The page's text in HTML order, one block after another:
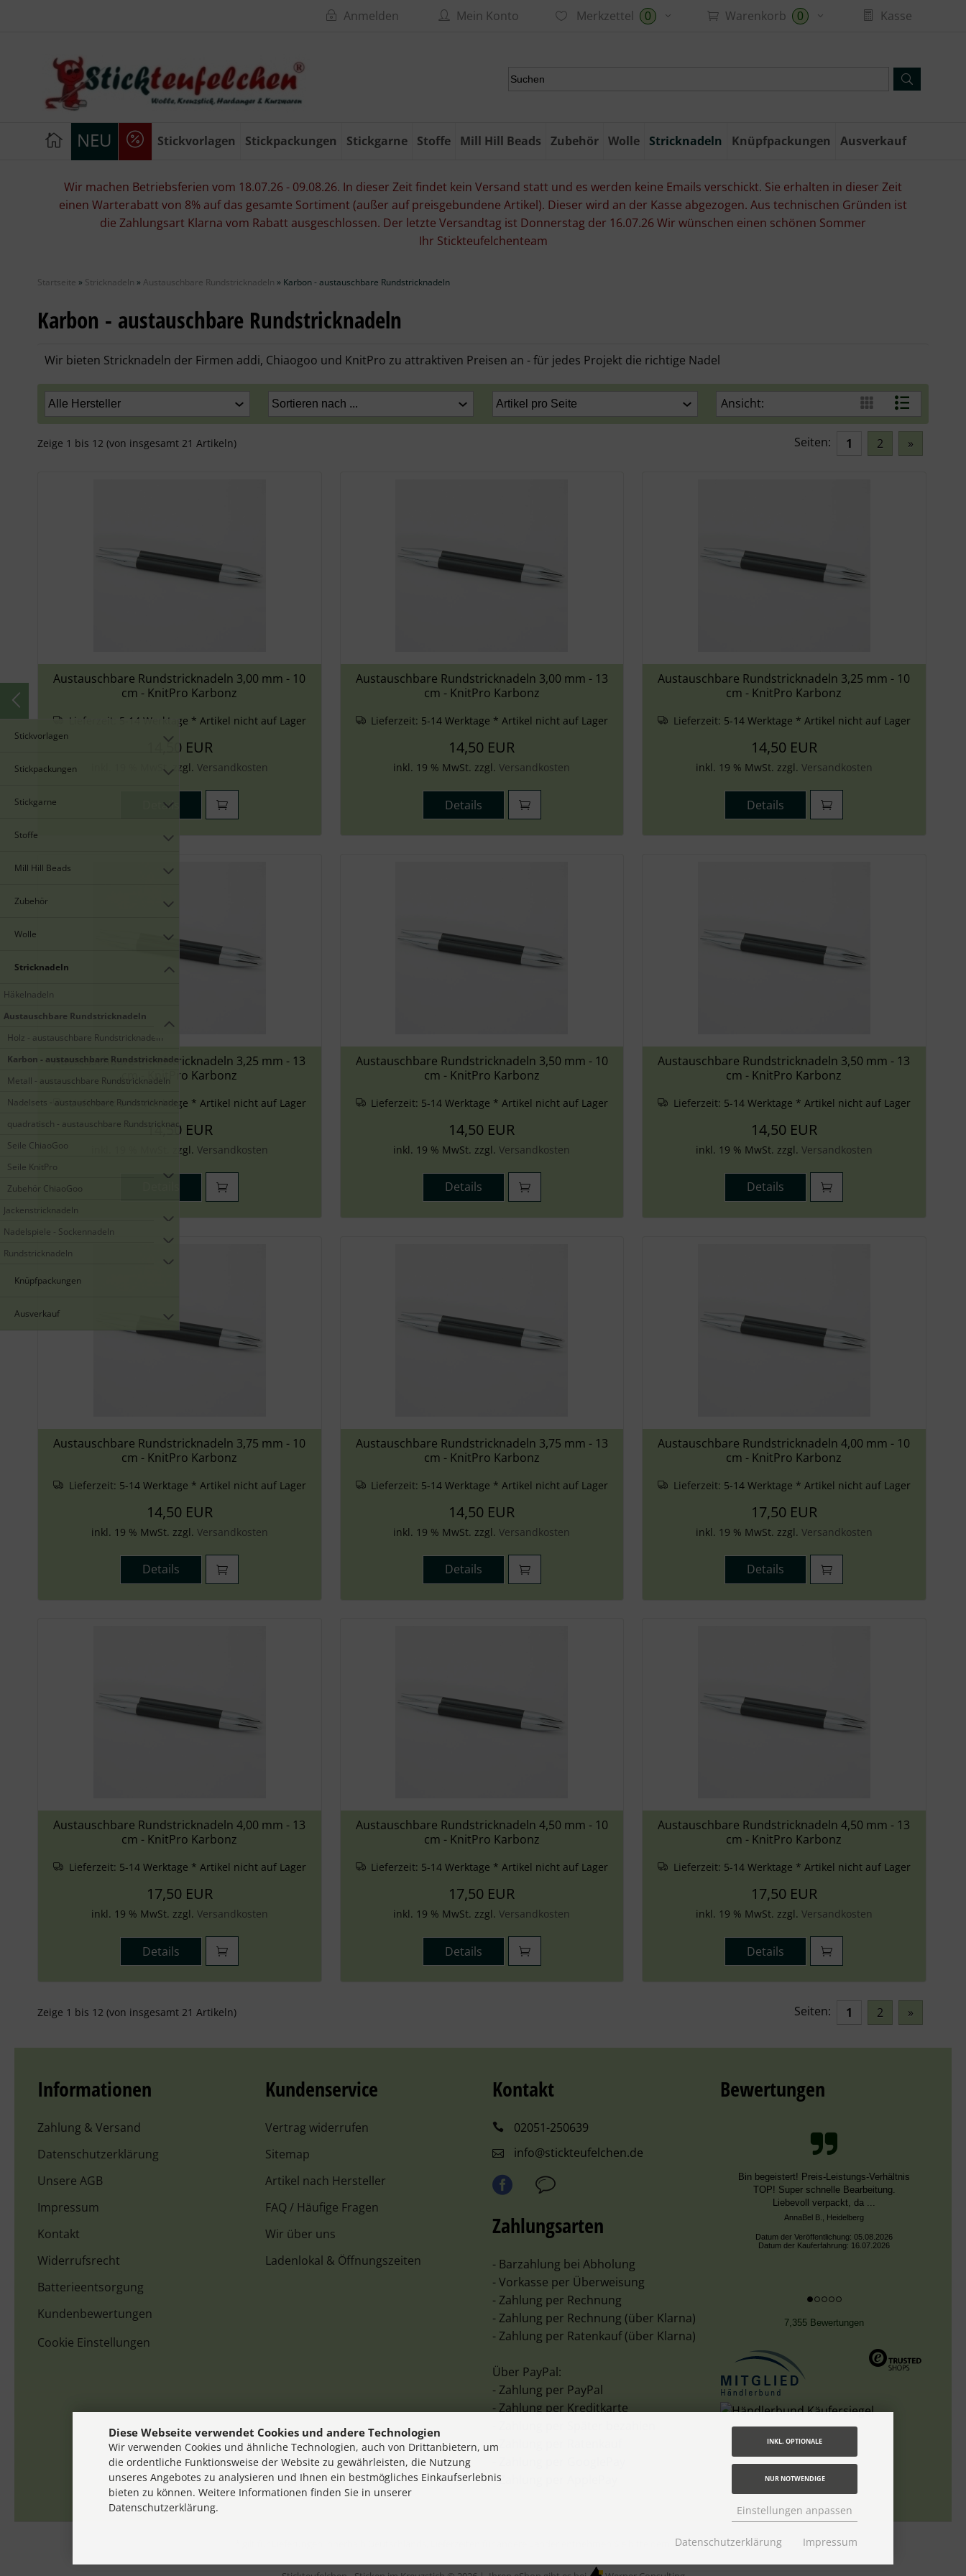
Anmelden Mein Konto Merkzettel 0 Warenkorb 0 Kasse
NEU Stickvorlagen Stickpackungen Stickgarne Stoffe Mill Hill Beads Zubehör Wolle Stricknadeln Knüpfpackungen Ausverkauf
Stickvorlagen
Stickpackungen
Stickgarne
Stoffe
Mill Hill Beads
Zubehör
Wolle
Stricknadeln
Häkelnadeln
Austauschbare Rundstricknadeln
Holz - austauschbare Rundstricknadeln
Karbon - austauschbare Rundstricknadeln
Metall - austauschbare Rundstricknadeln
Nadelsets - austauschbare Rundstricknadeln
quadratisch - austauschbare Rundstricknadeln
Seile ChiaoGoo
Seile KnitPro
Zubehör ChiaoGoo
Jackenstricknadeln
Nadelspiele - Sockennadeln
Rundstricknadeln
Knüpfpackungen
Ausverkauf
Wir machen Betriebsferien vom 18.07.26 - 09.08.26. In dieser Zeit findet kein Versand statt und es werden keine Emails verschickt. Sie erhalten in dieser Zeit
einen Warterabatt von 8% auf das gesamte Sortiment (außer auf preisgebundene Artikel). Dieser wird an der Kasse abgezogen. Aus technischen Gründen ist
die Zahlungsart Klarna vom Rabatt ausgeschlossen. Der letzte Versandtag ist Donnerstag der 16.07.26 Wir wünschen einen schönen Sommer
Ihr Stickteufelchenteam
Startseite » Stricknadeln »Austauschbare Rundstricknadeln » Karbon - austauschbare Rundstricknadeln
Karbon - austauschbare Rundstricknadeln
Wir bieten Stricknadeln der Firmen addi, Chiaogoo und KnitPro zu attraktiven Preisen an - für jedes Projekt die richtige Nadel
Ansicht:
Zeige 1 bis 12 (von insgesamt 21 Artikeln) Seiten: 1 2 »
Austauschbare Rundstricknadeln 3,00 mm - 10
cm - KnitPro Karbonz
Lieferzeit: 5-14 Werktage * Artikel nicht auf Lager
14,50 EUR
inkl. 19 % MwSt. zzgl. Versandkosten
Details
Austauschbare Rundstricknadeln 3,00 mm - 13
cm - KnitPro Karbonz
Lieferzeit: 5-14 Werktage * Artikel nicht auf Lager
14,50 EUR
inkl. 19 % MwSt. zzgl.Versandkosten
Details
Austauschbare Rundstricknadeln 3,25 mm - 10
cm - KnitPro Karbonz
Lieferzeit: 5-14 Werktage * Artikel nicht auf Lager
14,50 EUR
inkl. 19 % MwSt. zzgl. Versandkosten
Details
Austauschbare Rundstricknadeln 3,25 mm - 13
cm - KnitPro Karbonz
Lieferzeit:5-14 Werktage * Artikel nicht auf Lager
14,50 EUR
inkl. 19 % MwSt. zzgl. Versandkosten
Austauschbare Rundstricknadeln 3,50 mm - 10
cm - KnitPro Karbonz
Lieferzeit: 5-14 Werktage * Artikel nicht auf Lager
14,50 EUR
inkl. 19 % MwSt. zzgl.Versandkosten
Details
Austauschbare Rundstricknadeln 3,50 mm - 13
cm - KnitPro Karbonz
Lieferzeit: 5-14 Werktage * Artikel nicht auf Lager
14,50 EUR
inkl. 19 % MwSt. zzgl. Versandkosten
Details
Austauschbare Rundstricknadeln 3,75 mm - 10
cm - KnitPro Karbonz
Lieferzeit: 5-14 Werktage * Artikel nicht auf Lager
14,50 EUR
inkl. 19 % MwSt. zzgl. Versandkosten
Details
Austauschbare Rundstricknadeln 3,75 mm - 13
cm - KnitPro Karbonz
Lieferzeit: 5-14 Werktage * Artikel nicht auf Lager
14,50 EUR
inkl. 19 % MwSt. zzgl.Versandkosten
Details
Austauschbare Rundstricknadeln 4,00 mm - 10
cm - KnitPro Karbonz
Lieferzeit: 5-14 Werktage * Artikel nicht auf Lager
17,50 EUR
inkl. 19 % MwSt. zzgl. Versandkosten
Details
Austauschbare Rundstricknadeln 4,00 mm - 13
cm - KnitPro Karbonz
Lieferzeit: 5-14 Werktage * Artikel nicht auf Lager
17,50 EUR
inkl. 19 % MwSt. zzgl. Versandkosten
Details
Austauschbare Rundstricknadeln 4,50 mm - 10
cm - KnitPro Karbonz
Lieferzeit: 5-14 Werktage * Artikel nicht auf Lager
17,50 EUR
inkl. 19 % MwSt. zzgl.Versandkosten
Details
Austauschbare Rundstricknadeln 4,50 mm - 13
cm - KnitPro Karbonz
Lieferzeit: 5-14 Werktage * Artikel nicht auf Lager
17,50 EUR
inkl. 19 % MwSt. zzgl. Versandkosten
Details
Zeige 1 bis 12 (von insgesamt 21 Artikeln) Seiten: 1 2 »
Informationen
Zahlung & Versand
Datenschutzerklärung
Unsere AGB
Impressum
Kontakt
Widerrufsrecht
Batterieentsorgung
Kundenbewertungen
Cookie Einstellungen
Kundenservice
Vertrag widerrufen
Sitemap
Artikel nach Hersteller
FAQ / Häufige Fragen
Wir über uns
Ladenlokal & Öffnungszeiten
Kontakt
02051-250639
info@stickteufelchen.de
Zahlungsarten
- Barzahlung bei Abholung
- Vorkasse per Überweisung
- Zahlung per Rechnung
- Zahlung per Rechnung (über Klarna)
- Zahlung per Ratenkauf (über Klarna)
Über PayPal:
- Zahlung per PayPal
- Zahlung per Kreditkarte
- Zahlung per Ratenkauf
- Zahlung per ApplePay
Bewertungen
Schnelle Bearbeitung, nur leider falsche
Farben, die aber dieselben DMC Nummern
trugen.
Datum der Veröffentlichung: 02.08.2026
Datum der Kauferfahrung: 13.07.2026
7,355 Bewertungen
* gilt für Lieferungen innerhalb Deutschlands, Lieferzeiten für andere Länder entnehmen Sie bitte dem LinkLieferzeit
Diese Webseite verwendet Cookies und andere Technologien
Wir verwenden Cookies und ähnliche Technologien, auch von Drittanbietern, um
die ordentliche Funktionsweise der Website zu gewährleisten, die Nutzung
unseres Angebotes zu analysieren und Ihnen ein bestmögliches Einkaufserlebnis
bieten zu können. Weitere Informationen finden Sie in unserer
Datenschutzerklärung.
INKL. OPTIONALE
NUR NOTWENDIGE
Einstellungen anpassen
Datenschutzerklärung Impressum